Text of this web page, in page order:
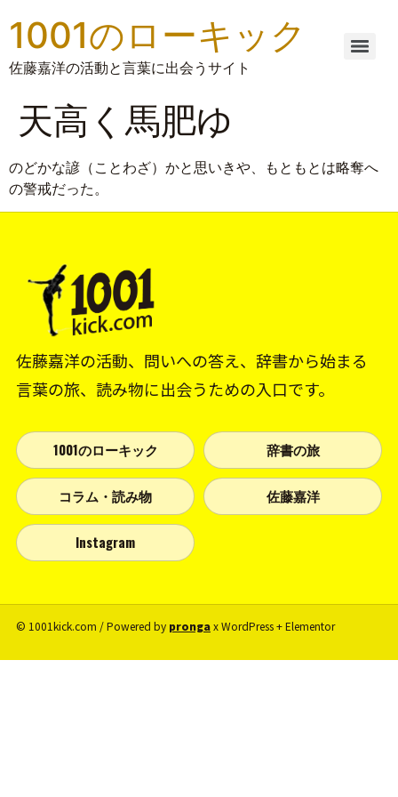
1001のローキック
佐藤嘉洋の活動と言葉に出会うサイト
天高く馬肥ゆ
のどかな諺（ことわざ）かと思いきや、もともとは略奪へ
の警戒だった。
佐藤嘉洋の活動、問いへの答え、辞書から始まる
言葉の旅、読み物に出会うための入口です。
1001のローキック 辞書の旅
コラム・読み物 佐藤嘉洋
Instagram
© 1001kick.com / Powered by prongax WordPress + Elementor